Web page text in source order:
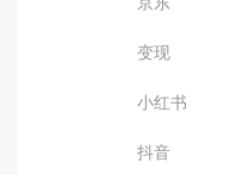
变现
小红书
抖音